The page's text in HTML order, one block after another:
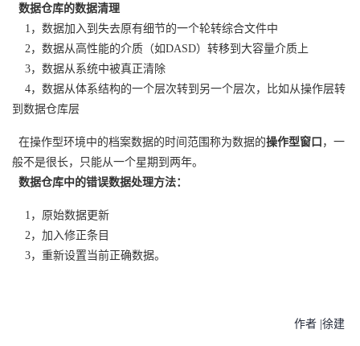
坛
圈
子
的
直
播
我
的
活
我
的
注
我
开
者
的
我
支
数据仓库的数据清理
1，数据加入到失去原有细节的一个轮转综合文件中
2，数据从高性能的介质（如DASD）转移到大容量介质上
3，数据从系统中被真正清除
4，数据从体系结构的一个层次转到另一个层次，比如从操作层转
到数据仓库层
在操作型环境中的档案数据的时间范围称为数据的操作型窗口 ，一
般不是很长，只能从一个星期到两年。
数据仓库中的错误数据处理方法：
1 ，原始数据更新
2，加入修正条目
3，重新设置当前正确数据。
作者 |徐建 ​